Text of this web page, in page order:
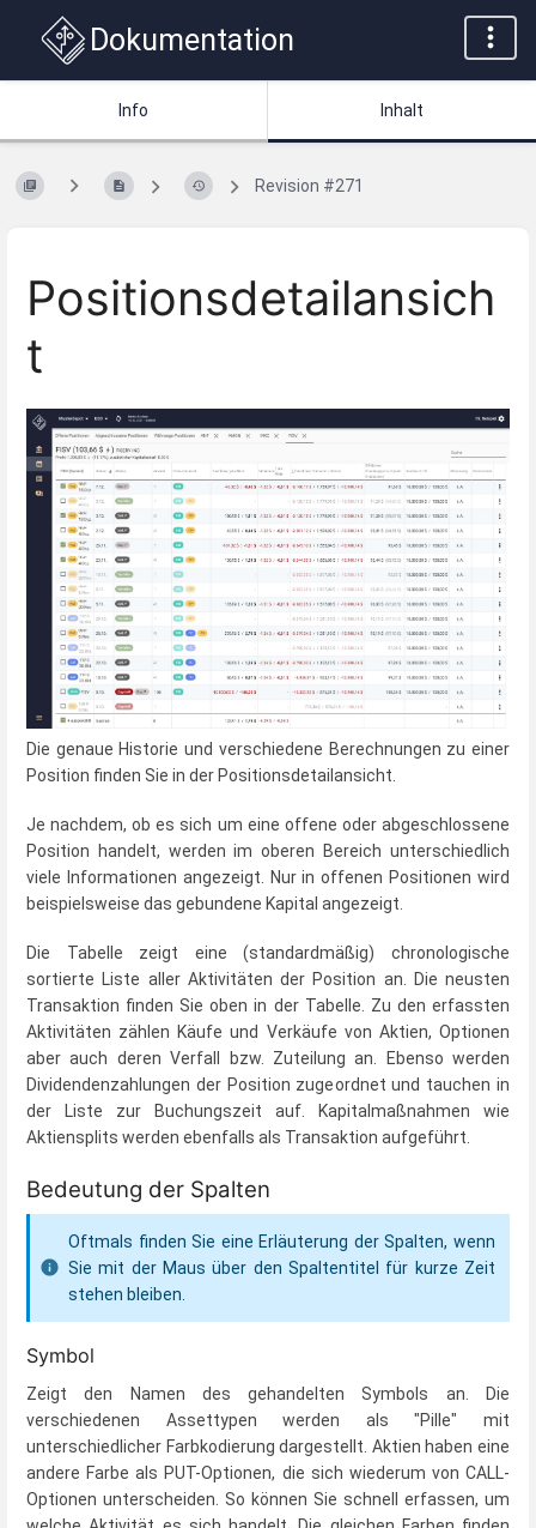
Dokumentation
Info Inhalt
Revision #271
Positionsdetailansich
t
Die genaue Historie und verschiedene Berechnungen zu einer
Position finden Sie in der Positionsdetailansicht.
Je nachdem, ob es sich um eine offene oder abgeschlossene
Position handelt, werden im oberen Bereich unterschiedlich
viele Informationen angezeigt. Nur in offenen Positionen wird
beispielsweise das gebundene Kapital angezeigt.
Die Tabelle zeigt eine (standardmäßig) chronologische
sortierte Liste aller Aktivitäten der Position an. Die neusten
Transaktion finden Sie oben in der Tabelle. Zu den erfassten
Aktivitäten zählen Käufe und Verkäufe von Aktien, Optionen
aber auch deren Verfall bzw. Zuteilung an. Ebenso werden
Dividendenzahlungen der Position zugeordnet und tauchen in
der Liste zur Buchungszeit auf. Kapitalmaßnahmen wie
Aktiensplits werden ebenfalls als Transaktion aufgeführt.
Bedeutung der Spalten
Oftmals finden Sie eine Erläuterung der Spalten, wenn
Sie mit der Maus über den Spaltentitel für kurze Zeit
stehen bleiben.
Symbol
Zeigt den Namen des gehandelten Symbols an. Die
verschiedenen Assettypen werden als "Pille" mit
unterschiedlicher Farbkodierung dargestellt. Aktien haben eine
andere Farbe als PUT-Optionen, die sich wiederum von CALL-
Optionen unterscheiden. So können Sie schnell erfassen, um